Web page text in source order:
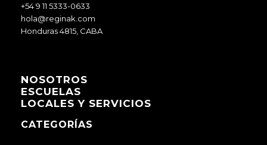
+54 9 11 5333-0633
hola@reginak.com
Honduras 4815, CABA
NOSOTROS
ESCUELAS
LOCALES Y SERVICIOS
CATEGORÍAS